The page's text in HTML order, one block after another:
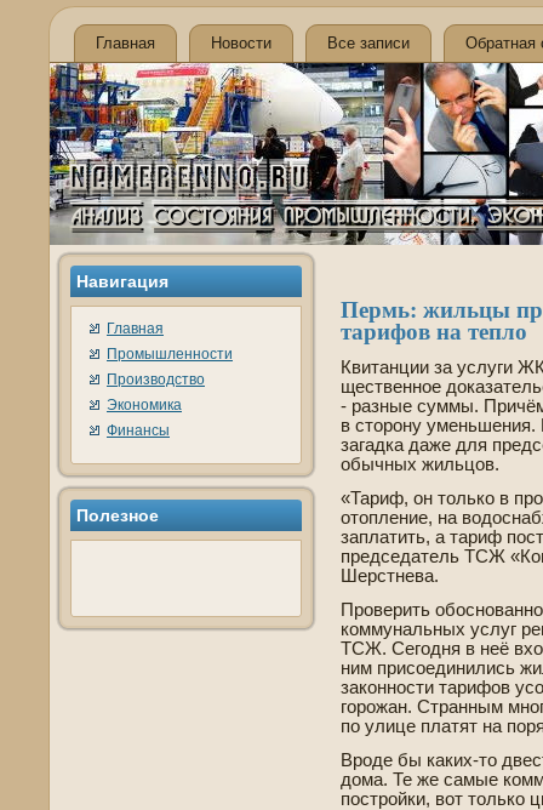
Главная Новости Все записи Обратная
Навигация
Главная
Промышленности
Производство
Экономика
Финансы
Полезнοе
Пермь: жильцы
тарифов на тепло
Квитанции за услуги
ществе­нное
- разные суммы.
в сторону
загадка даже для
обычных жильцов.
«Тариф, он только в
отопление, на
заплатить, а тариф
председатель ТСЖ
Шерстнева.
Прове­рить
коммунальных услуг
ТСЖ. Сегодня в неё
ним присоединились
законности тарифов
горожан. Странным
по улице платят на
Вроде­ бы каких-то
дома. Те же самые
постройки, вот только